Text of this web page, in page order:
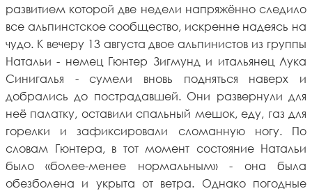
развитием которой две недели напряжённо следило
все альпинстское сообщество, искренне надеясь на
чудо. К вечеру 13 августа двое альпинистов из группы
Натальи - немец Гюнтер Зигмунд и итальянец Лука
Синигалья - сумели вновь подняться наверх и
добрались до пострадавшей. Они развернули для
неё палатку, оставили спальный мешок, еду, газ для
горелки и зафиксировали сломанную ногу. По
словам Гюнтера, в тот момент состояние Натальи
было «более-менее нормальным» - она была
обезболена и укрыта от ветра. Однако погодные